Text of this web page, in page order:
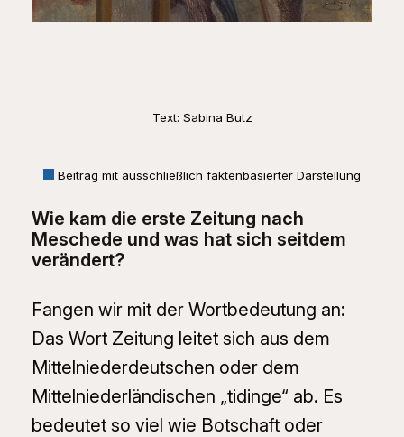
Text: Sabina Butz
Beitrag mit ausschließlich faktenbasierter Darstellung
Wie kam die erste Zeitung nach
Meschede und was hat sich seitdem
verändert?
Fangen wir mit der Wortbedeutung an:
Das Wort Zeitung leitet sich aus dem
Mittelniederdeutschen oder dem
Mittelniederländischen „tidinge“ ab. Es
bedeutet so viel wie Botschaft oder